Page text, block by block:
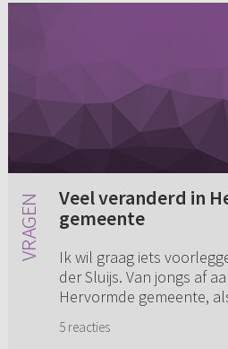
Veel veranderd in
gemeente
Ik wil graag iets
der Sluijs. Van jongs af
Hervormde gemeente,
en getrouwd, onze twee
5 reacties